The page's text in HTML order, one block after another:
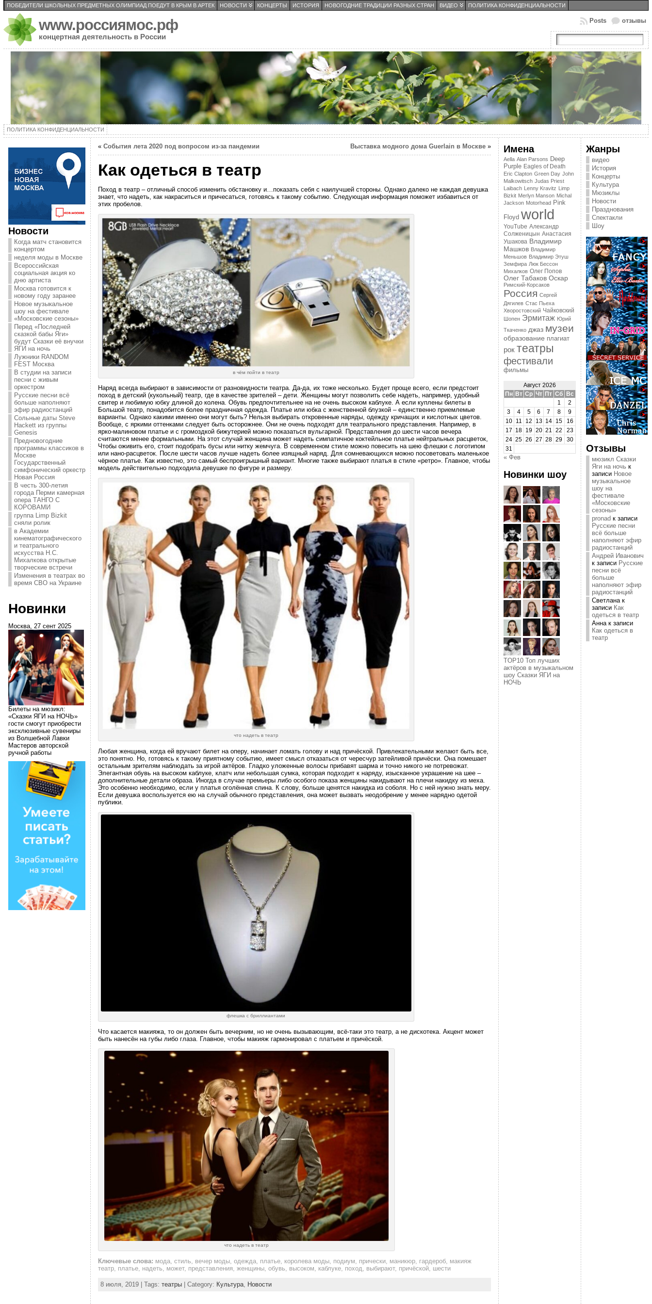
ПОБЕДИТЕЛИ ШКОЛЬНЫХ ПРЕДМЕТНЫХ ОЛИМПИАД ПОЕДУТ В КРЫМ В АРТЕК НОВОСТИ КОНЦЕРТЫ ИСТОРИЯ НОВОГОДНИЕ ТРАДИЦИИ РАЗНЫХ СТРАН ВИДЕО ПОЛИТИКА КОНФИДЕНЦИАЛЬНОСТИ
www.россиямос.рф
концертная деятельность в России
отзывы
Posts
ПОЛИТИКА КОНФИДЕНЦИАЛЬНОСТИ
Новости
Когда матч становится
концертом
неделя моды в Москве
Всероссийская
социальная акция ко
дню артиста
Москва готовится к
новому году заранее
Новое музыкальное
шоу на фестивале
«Московские сезоны»
Перед «Последней
сказкой бабы Яги»
будут Сказки её внучки
ЯГИ на ночь
Лужники RANDOM
FEST Москва
В студии на записи
песни с живым
оркестром
Русские песни всё
больше наполняют
эфир радиостанций
Сольные даты Steve
Hackett из группы
Genesis
Предновогодние
программы классиков в
Москве
Государственный
симфонический оркестр
Новая Россия
В честь 300-летия
города Перми камерная
опера ТАНГО С
КОРОВАМИ
группа Limp Bizkit
сняли ролик
в Академии
кинематографического
и театрального
искусства Н.С.
Михалкова открытые
творческие встречи
Изменения в театрах во
время СВО на Украине
Новинки
Москва, 27 сент 2025
Билеты на мюзикл:
«Сказки ЯГИ на НОЧЬ»
гости смогут приобрести
эксклюзивные сувениры
из Волшебной Лавки
Мастеров авторской
ручной работы
« События лета 2020 под вопросом из-за пандемии Выставка модного дома Guerlain в Москве»
Как одеться в театр
Поход в театр – отличный способ изменить обстановку и…показать себя с наилучшей стороны. Однако далеко не каждая девушка
знает, что надеть, как накраситься и причесаться, готовясь к такому событию. Следующая информация поможет избавиться от
этих пробелов.
в чём пойти в театр
Наряд всегда выбирают в зависимости от разновидности театра. Да-да, их тоже несколько. Будет проще всего, если предстоит
поход в детский (кукольный) театр, где в качестве зрителей – дети. Женщины могут позволить себе надеть, например, удобный
свитер и любимую юбку длиной до колена. Обувь предпочтительнее на не очень высоком каблуке. А если куплены билеты в
Большой театр, понадобится более праздничная одежда. Платье или юбка с женственной блузкой – единственно приемлемые
варианты. Однако какими именно они могут быть? Нельзя выбирать откровенные наряды, одежду кричащих и кислотных цветов.
Вообще, с яркими оттенками следует быть осторожнее. Они не очень подходят для театрального представления. Например, в
ярко-малиновом платье и с громоздкой бижутерией можно показаться вульгарной. Представления до шести часов вечера
считаются менее формальными. На этот случай женщина может надеть симпатичное коктейльное платье нейтральных расцветок,
Чтобы оживить его, стоит подобрать бусы или нитку жемчуга. В современном стиле можно повесить на шею флешки с логотипом
или нано-расцветок. После шести часов лучше надеть более изящный наряд. Для сомневающихся можно посоветовать маленькое
чёрное платье. Как известно, это самый беспроигрышный вариант. Многие также выбирают платья в стиле «ретро». Главное, чтобы
модель действительно подходила девушке по фигуре и размеру.
что надеть в театр
Любая женщина, когда ей вручают билет на оперу, начинает ломать голову и над причёской. Привлекательными желают быть все,
это понятно. Но, готовясь к такому приятному событию, имеет смысл отказаться от чересчур затейливой причёски. Она помешает
остальным зрителям наблюдать за игрой актёров. Гладко уложенные волосы прибавят шарма и точно никого не потревожат.
Элегантная обувь на высоком каблуке, клатч или небольшая сумка, которая подходит к наряду, изысканное украшение на шее –
дополнительные детали образа. Иногда в случае премьеры либо особого показа женщины накидывают на плечи накидку из меха.
Это особенно необходимо, если у платья оголённая спина. К слову, больше ценятся накидка из соболя. Но с ней нужно знать меру.
Если девушка воспользуется ею на случай обычного представления, она может вызвать неодобрение у менее нарядно одетой
публики.
флешка с бриллиантами
Что касается макияжа, то он должен быть вечерним, но не очень вызывающим, всё-таки это театр, а не дискотека. Акцент может
быть нанесён на губы либо глаза. Главное, чтобы макияж гармонировал с платьем и причёской.
что надеть в театр
Ключевые слова: мода, стиль, вечер моды, одежда, платье, королева моды, подиум, прически, маникюр, гардероб, макияж
театр, платье, надеть, может, представления, женщины, обувь, высоком, каблуке, поход, выбирают, причёской, шести
8 июля, 2019 | Tags: театры| Category: Культура, Новости
Имена
Aella Alan Parsons Deep
Purple Eagles of Death
Eric Clapton Green Day John
Malkowitsch Judas Priest
Laibach Lenny Kravitz Limp
Bizkit Merlyn Manson Michal
Jackson Motorhead Pink
Floyd world
YouTube Александр
Солженицын Анастасия
Ушакова Владимир
Машков Владимир
Меньшов Владимир Этуш
Земфира Люк Бессон
Михалков Олег Попов
Олег Табаков Оскар
Римский-Корсаков
Россия Сергей
Дягилев Стас Пьеха
Хворостовский Чайковский
Шопен Эрмитаж Юрий
Ткаченко джаз музеи
образование плагиат
рок театры
фестивали
фильмы
Август 2026
Пн
Вт Ср Чт Пт Сб
Вс
1
2
3
4 5 6 7 8
9
10
11 12 13 14 15
16
17
18 19 20 21 22
23
24 25 26 27 28 29
30
31
« Фев
Новинки шоу
TOP10 Топ лучших
актёров в музыкальном
шоу Сказки ЯГИ на
НОЧЬ
Жанры
видео
История
Концерты
Культура
Мюзиклы
Новости
Празднования
Спектакли
Шоу
Отзывы
мюзикл Сказки
Яги на ночь к
записи Новое
музыкальное
шоу на
фестивале
«Московские
сезоны»
pronad к записи
Русские песни
всё больше
наполняют эфир
радиостанций
Андрей Иванович
к записи Русские
песни всё
больше
наполняют эфир
радиостанций
Светланак
записи Как
одеться в театр
Аннак записи
Как одеться в
театр